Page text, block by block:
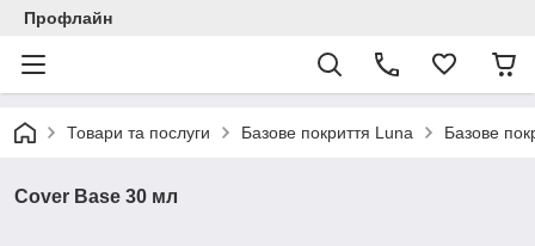
Профлайн
Товари та послуги Базове покриття Luna Базове
Cover Base 30 мл